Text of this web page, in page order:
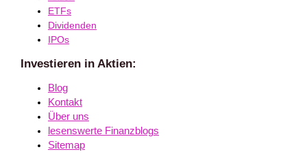
ETFs
Dividenden
IPOs
Investieren in Aktien:
Blog
Kontakt
Über uns
lesenswerte Finanzblogs
Sitemap